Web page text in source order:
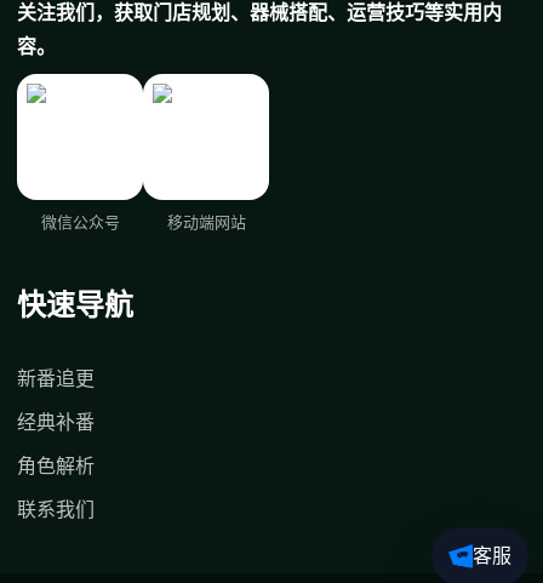
关注我们，获取门店规划、器械搭配、运营技巧等实用内
容。
微信公众号 移动端网站
快速导航
新番追更
经典补番
角色解析
联系我们
客服